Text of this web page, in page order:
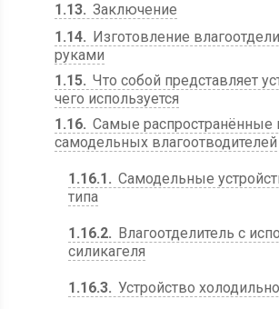
1.13 Заключение
1.14
Изготовление
руками
1.15 Что собой представляет
чего используется
1.16 Самые распространённые
самодельных влагоотводителей
1.16.1
Самодельные
типа
1.16.2
Влагоотделитель с
силикагеля
1.16.3 Устройство